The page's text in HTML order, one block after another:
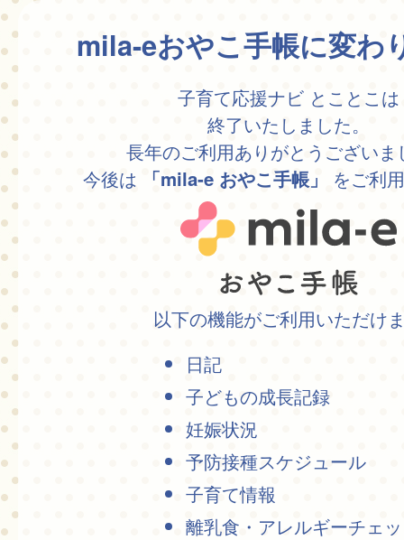
mila-eおやこ手帳に変わ
子育て応援ナビ とことこは
終了いたしました。
長年のご利用ありがとうございま
今後は
「mila-e おやこ手帳」 をご利
以下の機能がご利用いただけ
日記
子どもの成長記録
妊娠状況
予防接種スケジュール
子育て情報
離乳食・アレルギーチェ